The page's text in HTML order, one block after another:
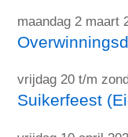
maandag 2 maart
vrijdag 20 t/m
Suikerfeest